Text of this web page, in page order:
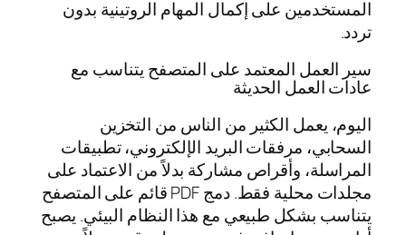
المستخدمين على إكمال المهام الروتينية بدون
تردد.
سير العمل المعتمد على المتصفح يتناسب مع
عادات العمل الحديثة
اليوم، يعمل الكثير من الناس من التخزين
السحابي، مرفقات البريد الإلكتروني، تطبيقات
المراسلة، وأقراص مشاركة بدلاً من الاعتماد على
مجلدات محلية فقط. دمج PDF قائم على المتصفح
يتناسب بشكل طبيعي مع هذا النظام البيئي. يصبح